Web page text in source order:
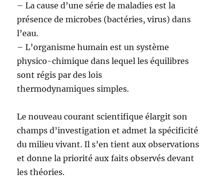
– La cause d’une série de maladies est la
présence de microbes (bactéries, virus) dans
l’eau.
– L’organisme humain est un système
physico-chimique dans lequel les équilibres
sont régis par des lois
thermodynamiques simples.
Le nouveau courant scientifique élargit son
champs d’investigation et admet la spécificité
du milieu vivant. Il s’en tient aux observations
et donne la priorité aux faits observés devant
les théories.